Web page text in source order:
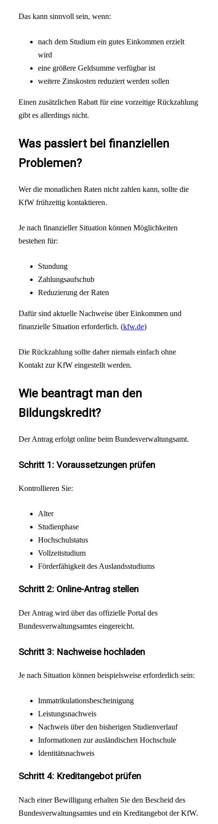
Das kann sinnvoll sein, wenn:
nach dem Studium ein gutes Einkommen erzielt
wird
eine größere Geldsumme verfügbar ist
weitere Zinskosten reduziert werden sollen
Einen zusätzlichen Rabatt für eine vorzeitige Rückzahlung
gibt es allerdings nicht.
Was passiert bei finanziellen
Problemen?
Wer die monatlichen Raten nicht zahlen kann, sollte die
KfW frühzeitig kontaktieren.
Je nach finanzieller Situation können Möglichkeiten
bestehen für:
Stundung
Zahlungsaufschub
Reduzierung der Raten
Dafür sind aktuelle Nachweise über Einkommen und
finanzielle Situation erforderlich. (kfw.de)
Die Rückzahlung sollte daher niemals einfach ohne
Kontakt zur KfW eingestellt werden.
Wie beantragt man den
Bildungskredit?
Der Antrag erfolgt online beim Bundesverwaltungsamt.
Schritt 1: Voraussetzungen prüfen
Kontrollieren Sie:
Alter
Studienphase
Hochschulstatus
Vollzeitstudium
Förderfähigkeit des Auslandsstudiums
Schritt 2: Online-Antrag stellen
Der Antrag wird über das offizielle Portal des
Bundesverwaltungsamtes eingereicht.
Schritt 3: Nachweise hochladen
Je nach Situation können beispielsweise erforderlich sein:
Immatrikulationsbescheinigung
Leistungsnachweis
Nachweis über den bisherigen Studienverlauf
Informationen zur ausländischen Hochschule
Identitätsnachweis
Schritt 4: Kreditangebot prüfen
Nach einer Bewilligung erhalten Sie den Bescheid des
Bundesverwaltungsamtes und ein Kreditangebot der KfW.